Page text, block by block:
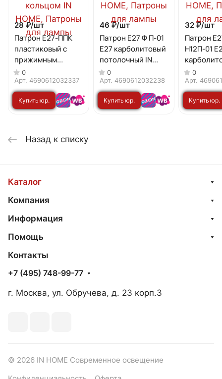
28 ₽/шт
Патрон Е27-ППК
пластиковый с
прижимным
кольцом IN HOME
0
Арт. 4690612032337
Купить юр.
46 ₽/шт
Патрон Е27 Ф П-01
Е27 карболитовый
потолочный IN
HOME
0
Арт. 4690612032238
Купить юр.
32 ₽/шт
Патрон
Н12П-01
HOME
0
Арт.
Купить юр.
Назад к списку
Каталог
Компания
Информация
Помощь
Контакты
+7 (495) 748-99-77
г. Москва, ул. Обручева, д. 23 корп.3
© 2026 IN HOME Современное освещение